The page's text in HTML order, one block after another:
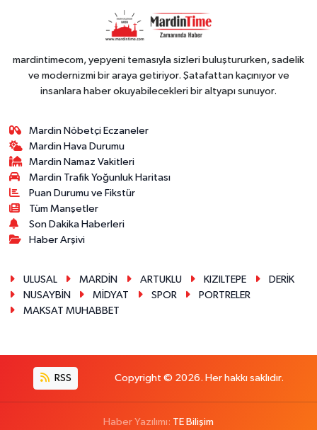
mardintimecom, yepyeni temasıyla sizleri buluştururken, sadelik
ve modernizmi bir araya getiriyor. Şatafattan kaçınıyor ve
insanlara haber okuyabilecekleri bir altyapı sunuyor.
Mardin Nöbetçi Eczaneler
Mardin Hava Durumu
Mardin Namaz Vakitleri
Mardin Trafik Yoğunluk Haritası
Puan Durumu ve Fikstür
Tüm Manşetler
Son Dakika Haberleri
Haber Arşivi
ULUSAL MARDİN ARTUKLU KIZILTEPE
DERİK
NUSAYBİN
MİDYAT SPOR
PORTRELER
MAKSAT MUHABBET
RSS Copyright © 2026. Her hakkı saklıdır.
Haber Yazılımı: TE Bilişim